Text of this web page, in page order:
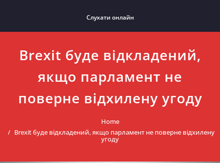
Слухати онлайн
Brexit буде відкладений,
якщо парламент не
поверне відхилену угоду
Home
Brexit буде відкладений, якщо парламент не поверне відхилену
угоду